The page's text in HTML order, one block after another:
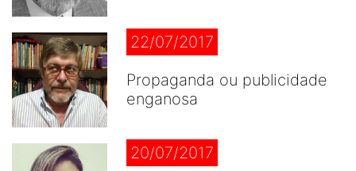
22/07/2017
Propaganda ou publicidade
enganosa
20/07/2017